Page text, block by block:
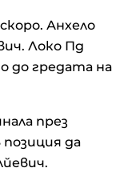
Анхело
Локо Пд
до гредата на
през
да